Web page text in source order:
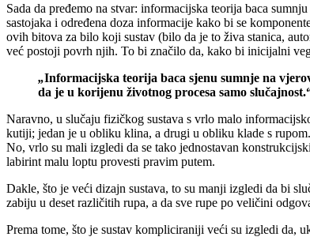
Sada da pređemo na stvar: informacijska teorija baca
sastojaka i određena doza informacije kako bi se
ovih bitova za bilo koji sustav (bilo da je to živa stanica,
već postoji povrh njih. To bi značilo da, kako bi inicijalni
„Informacijska teorija baca sjenu sumnje na
da je u korijenu životnog procesa samo
Naravno, u slučaju fizičkog sustava s vrlo malo
kutiji; jedan je u obliku klina, a drugi u obliku klade s
No, vrlo su mali izgledi da se tako jednostavan
labirint malu loptu provesti pravim putem.
Dakle, što je veći dizajn sustava, to su manji izgledi da bi
zabiju u deset različitih rupa, a da sve rupe po veličini
Prema tome, što je sustav kompliciraniji veći su izgledi da,